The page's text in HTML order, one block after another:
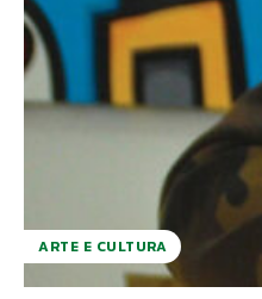
ARTE E CULTURA